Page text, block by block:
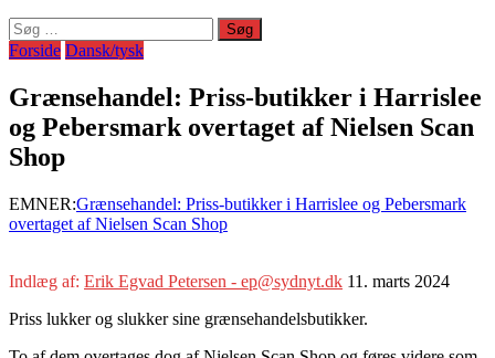
Søg
efter:
Forside Dansk/tysk
Grænsehandel: Priss-butikker i Harrislee
og Pebersmark overtaget af Nielsen Scan
Shop
EMNER:Grænsehandel: Priss-butikker i Harrislee og Pebersmark
overtaget af Nielsen Scan Shop
Indlæg af: Erik Egvad Petersen - ep@sydnyt.dk 11. marts 2024
Priss lukker og slukker sine grænsehandelsbutikker.